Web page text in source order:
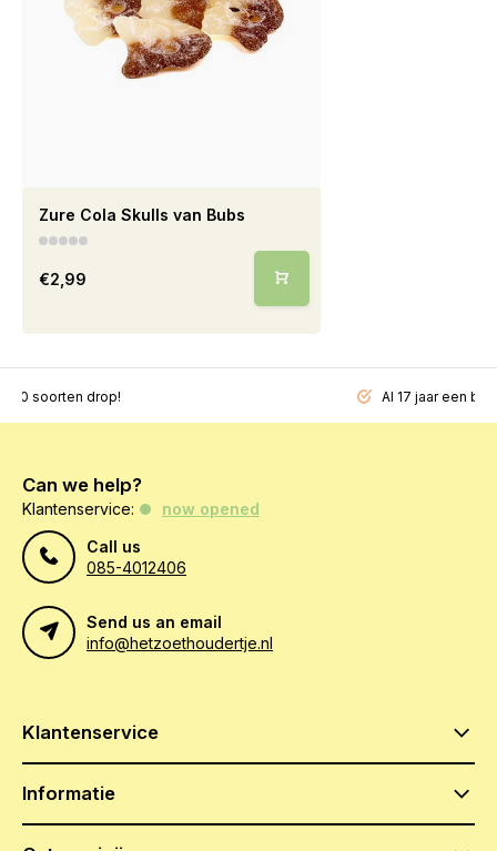
Zure Cola Skulls van Bubs
€2,99
soorten drop! Al 17 jaar een
Can we help?
Klantenservice:
now opened
Call us
085-4012406
Send us an email
info@hetzoethoudertje.nl
Klantenservice
Informatie